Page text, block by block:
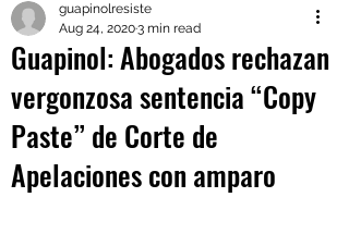
Guapinol: Abogados rechazan
vergonzosa sentencia “Copy
Paste” de Corte de
Apelaciones con amparo
guapinolresiste
Aug 24, 20203 min read